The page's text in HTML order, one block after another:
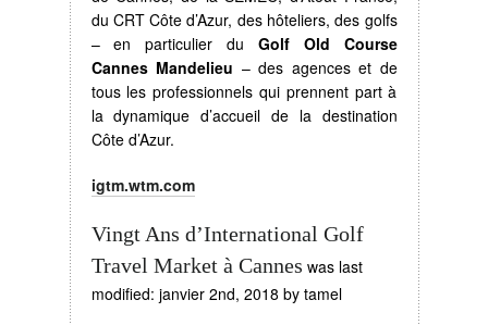
du CRT Côte d’Azur, des hôteliers, des golfs
– en particulier du Golf Old Course
Cannes Mandelieu – des agences et de
tous les professionnels qui prennent part à
la dynamique d’accueil de la destination
Côte d’Azur.
igtm.wtm.com
Vingt Ans d’International Golf
Travel Market à Cannes was last
modified: janvier 2nd, 2018 by tamel